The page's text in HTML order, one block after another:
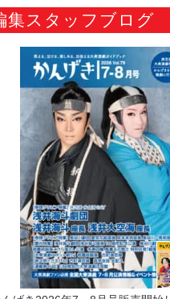
集スタッフブログ